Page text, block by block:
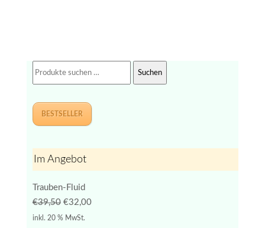
Suchen
nach:
Suchen
BESTSELLER
Im Angebot
Trauben-Fluid
€39,50 Ursprünglicher
Preis
€32,00Aktueller
inkl. 20 % MwSt.